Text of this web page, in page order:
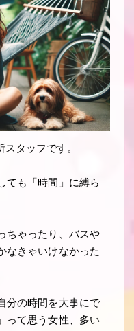
タッフです。
ても「時間」に縛ら
ちゃったり、バスや
なきゃいけなかった
分の時間を大事にで
って思う女性、多い